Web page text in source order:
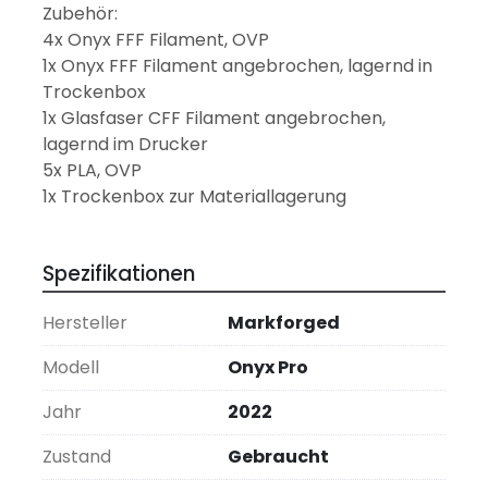
Zubehör:
4x Onyx FFF Filament, OVP
1x Onyx FFF Filament angebrochen, lagernd in
Trockenbox
1x Glasfaser CFF Filament angebrochen,
lagernd im Drucker
5x PLA, OVP
1x Trockenbox zur Materiallagerung
Spezifikationen
Hersteller
Markforged
Modell
Onyx Pro
Jahr
2022
Zustand
Gebraucht